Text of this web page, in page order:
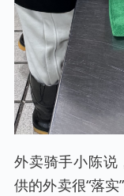
外卖骑手小陈说
供的外卖很“落